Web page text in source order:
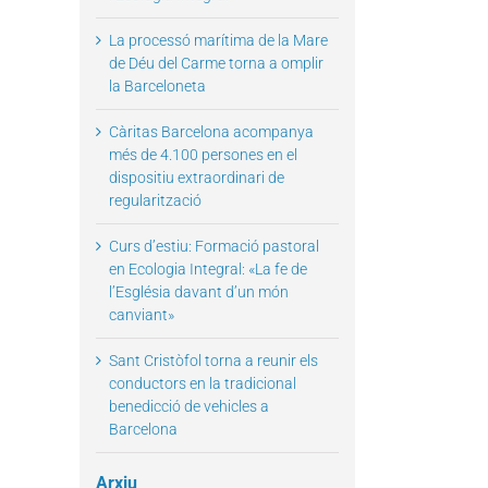
La processó marítima de la Mare
de Déu del Carme torna a omplir
la Barceloneta
Càritas Barcelona acompanya
més de 4.100 persones en el
dispositiu extraordinari de
regularització
Curs d’estiu: Formació pastoral
en Ecologia Integral: «La fe de
l’Església davant d’un món
canviant»
Sant Cristòfol torna a reunir els
conductors en la tradicional
benedicció de vehicles a
Barcelona
Arxiu